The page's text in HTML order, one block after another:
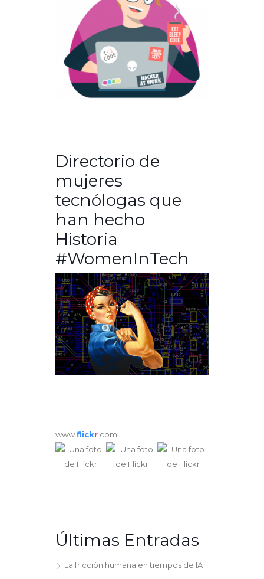
Directorio de
mujeres
tecnólogas que
han hecho
Historia
#WomenInTech
www.flickr.com
Últimas Entradas
La fricción humana en tiempos de IA